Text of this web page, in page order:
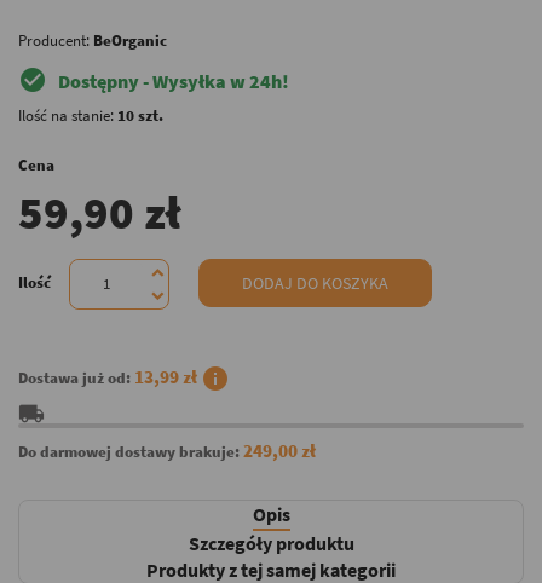
Producent: BeOrganic
check_circle Dostępny - Wysyłka w 24h!
Ilość na stanie: 10 szt.
Cena
59,90 zł
Ilość DODAJ DO KOSZYKA
Dostawa już od: 13,99 zł info
local_shipping
Do darmowej dostawy brakuje:249,00 zł
Opis
Szczegóły produktu
Produkty z tej samej kategorii